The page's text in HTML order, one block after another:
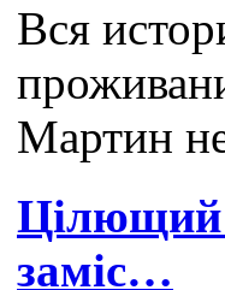
Вся
Мартин
Цілющий
заміс…